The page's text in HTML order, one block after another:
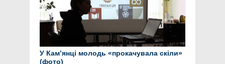
У Кам’янці молодь «прокачувала скіли»
(фото)